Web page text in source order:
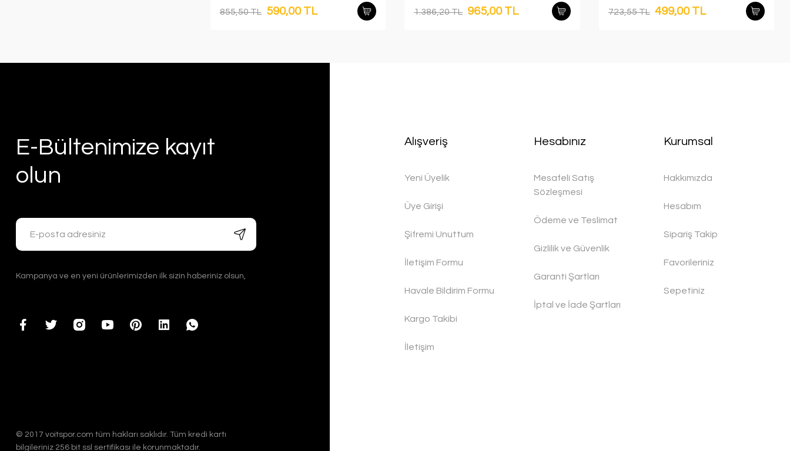
855,50 TL 590,00 TL 1.386,20 TL 965,00 TL 723,55 TL 499,00 TL
E-Bültenimize kayıt
olun
Kampanya ve en yeni ürünlerimizden ilk sizin haberiniz olsun,
Alışveriş
Yeni Üyelik
Üye Girişi
Şifremi Unuttum
İletişim Formu
Havale Bildirim Formu
Kargo Takibi
İletişim
Hesabınız
Mesafeli Satış
Sözleşmesi
Ödeme ve Teslimat
Gizlilik ve Güvenlik
Garanti Şartları
İptal ve İade Şartları
Kurumsal
Hakkımızda
Hesabım
Sipariş Takip
Favorileriniz
Sepetiniz
© 2017 voitspor.com tüm hakları saklıdır. Tüm kredi kartı
bilgileriniz 256 bit ssl sertifikası ile korunmaktadır.